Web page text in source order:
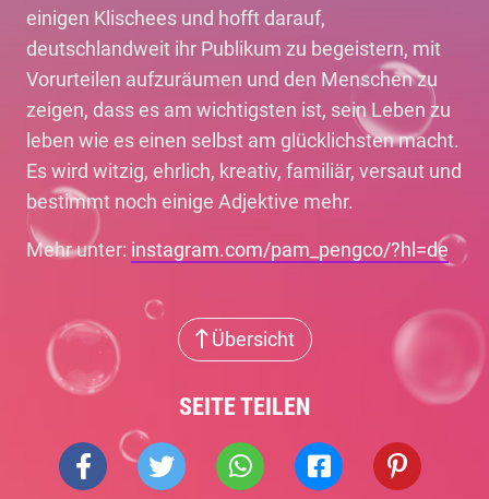
einigen Klischees und hofft darauf,
deutschlandweit ihr Publikum zu begeistern, mit
Vorurteilen aufzuräumen und den Menschen zu
zeigen, dass es am wichtigsten ist, sein Leben zu
leben wie es einen selbst am glücklichsten macht.
Es wird witzig, ehrlich, kreativ, familiär, versaut und
bestimmt noch einige Adjektive mehr.
Mehr unter: instagram.com/pam_pengco/?hl=de
Übersicht
SEITE TEILEN